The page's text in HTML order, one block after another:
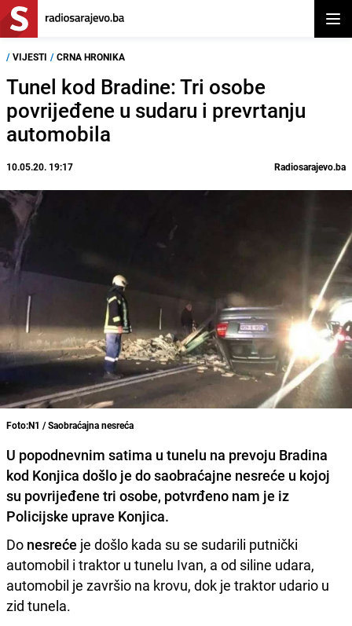
/ VIJESTI / CRNA HRONIKA
Tunel kod Bradine: Tri osobe
povrijeđene u sudaru i prevrtanju
automobila
10.05.20. 19:17 Radiosarajevo.ba
Foto:N1 / Saobraćajna nesreća
U popodnevnim satima u tunelu na prevoju Bradina
kod Konjica došlo je do saobraćajne nesreće u kojoj
su povrijeđene tri osobe, potvrđeno nam je iz
Policijske uprave Konjica.
Do nesreće je došlo kada su se sudarili putnički
automobil i traktor u tunelu Ivan, a od siline udara,
automobil je završio na krovu, dok je traktor udario u
zid tunela.